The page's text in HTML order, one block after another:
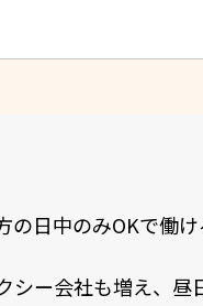
の⽇中のみOKで働
シー会社も増え、昼